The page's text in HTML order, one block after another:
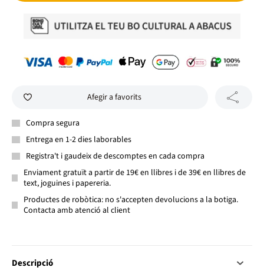
Afegir a favorits
Compra segura
Entrega en 1-2 dies laborables
Registra't i gaudeix de descomptes en cada compra
Enviament gratuït a partir de 19€ en llibres i de 39€ en llibres de
text, joguines i papereria.
Productes de robòtica: no s'accepten devolucions a la botiga.
Contacta amb atenció al client
Descripció